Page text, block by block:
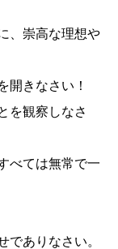
、崇高な理想や
きなさい！
を観察しなさ
べては無常で一
ありなさい。